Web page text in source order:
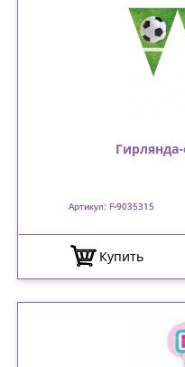
Артикул: F-9035315
Купить